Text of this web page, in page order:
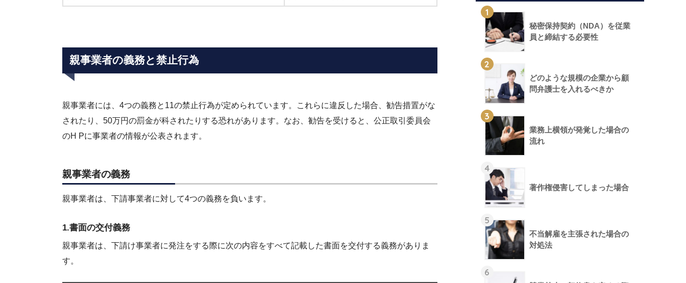
親事業者の義務と禁止行為
親事業者には、4つの義務と11の禁止行為が定められています。これらに違反した場合、勧告措置がな
されたり、50万円の罰金が科されたりする恐れがあります。なお、勧告を受けると、公正取引委員会
のH Pに事業者の情報が公表されます。
親事業者の義務
親事業者は、下請事業者に対して4つの義務を負います。
1.書面の交付義務
親事業者は、下請け事業者に発注をする際に次の内容をすべて記載した書面を交付する義務がありま
す。
1
秘密保持契約（NDA）を従業
員と締結する必要性
2
どのような規模の企業から顧
問弁護士を入れるべきか
3
業務上横領が発覚した場合の
流れ
4
著作権侵害してしまった場合
5
不当解雇を主張された場合の
対処法
6